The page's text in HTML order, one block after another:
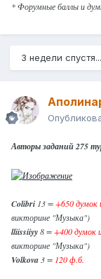
* Форумные баллы и
3 недели спустя...
Авторы заданий 275
Colibri 13 =+650 думок
викторине "Музыка")
lliissiiyy8 =+400 думок
викторине "Музыка")
Volkova3 = 120 ф.б.